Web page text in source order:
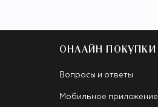
ОНЛАЙН ПОКУПКИ
Вопросы и ответы
Мобильное приложение